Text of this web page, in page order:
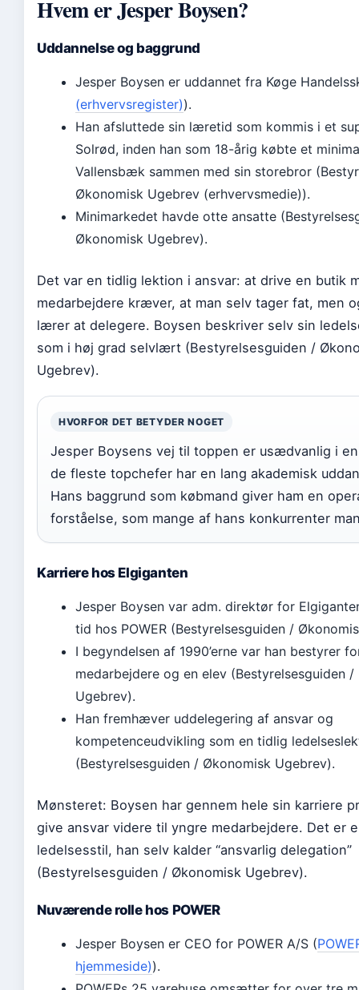
Hvem er Jesper Boysen?
Uddannelse og baggrund
Jesper Boysen er uddannet fra Køge
(erhvervsregister)).
Han afsluttede sin læretid som kommis i et
Solrød, inden han som 18-årig købte et
Vallensbæk sammen med sin storebror
Økonomisk Ugebrev (erhvervsmedie)).
Minimarkedet havde otte ansatte
Økonomisk Ugebrev).
Det var en tidlig lektion i ansvar: at drive en butik
medarbejdere kræver, at man selv tager fat, men
lærer at delegere. Boysen beskriver selv sin
som i høj grad selvlært (Bestyrelsesguiden /
Ugebrev).
HVORFOR DET BETYDER NOGET
Jesper Boysens vej til toppen er usædvanlig i
de fleste topchefer har en lang akademisk
Hans baggrund som købmand giver ham en
forståelse, som mange af hans konkurrenter
Karriere hos Elgiganten
Jesper Boysen var adm. direktør for
tid hos POWER (Bestyrelsesguiden /
I begyndelsen af 1990’erne var han bestyrer
medarbejdere og en elev (Bestyrelsesguiden
Ugebrev).
Han fremhæver uddelegering af ansvar og
kompetenceudvikling som en tidlig
(Bestyrelsesguiden / Økonomisk Ugebrev).
Mønsteret: Boysen har gennem hele sin karriere
give ansvar videre til yngre medarbejdere. Det er
ledelsesstil, han selv kalder “ansvarlig delegation”
(Bestyrelsesguiden / Økonomisk Ugebrev).
Nuværende rolle hos POWER
Jesper Boysen er CEO for POWER A/S (
hjemmeside)).